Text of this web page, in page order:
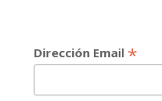
Dirección Email *